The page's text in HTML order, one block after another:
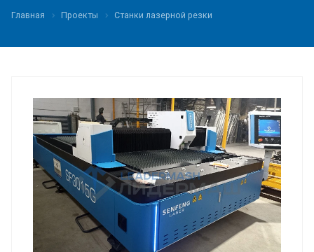
Главная Проекты Станки лазерной резки